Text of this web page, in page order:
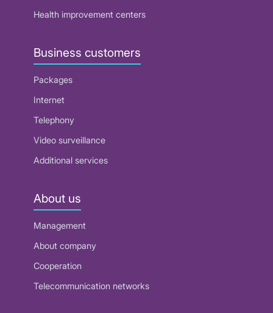
Health improvement centers
Business customers
Packages
Internet
Telephony
Video surveillance
Additional services
About us
Management
About company
Cooperation
Telecommunication networks